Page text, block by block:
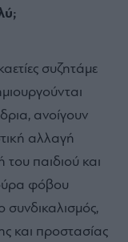
συζητάμε
ανοίγουν
αλλαγή
παιδιού και
φόβου
συνδικαλισμός,
και προστασίας